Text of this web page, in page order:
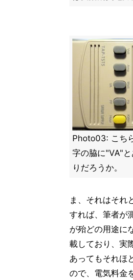
Photo03: こち
字の脇に"VA"
りだろうか。
ま、それはそれ
すれば、筆者が
が殆どの用途に
載しており、実
あってもそれほ
ので、電気料金